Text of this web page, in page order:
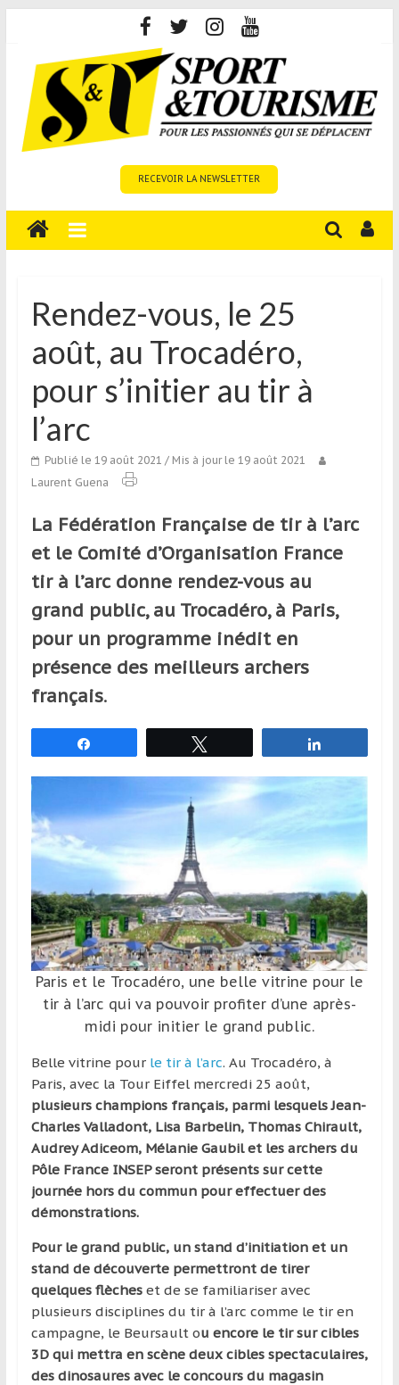
content
Tourisme
est
média
sur
tourisme
sportif
qui
s’adresse
aux
voyageurs
ou
pratiquants,
passionnés
ou
simples
spectateurs
de
sport,
se
déplacent
en
France
l’étranger
assouvir
leur
passion,
tout
profitant
culturelle
d’un
pays
d’une
région
RECEVOIR LA NEWSLETTER
Rendez-vous, le 25
août, au Trocadéro,
pour s’initier au tir à
l’arc
Publié le 19 août 2021 / Mis à jour le 19 août 2021
Laurent Guena
La Fédération Française de tir à l’arc
et le Comité d’Organisation France
tir à l’arc donne rendez-vous au
grand public, au Trocadéro, à Paris,
pour un programme inédit en
présence des meilleurs archers
français.
Paris et le Trocadéro, une belle vitrine pour le
tir à l’arc qui va pouvoir profiter d’une après-
midi pour initier le grand public.
Belle vitrine pour le tir à l’arc. Au Trocadéro, à
Paris, avec la Tour Eiffel mercredi 25 août,
plusieurs champions français, parmi lesquels Jean-
Charles Valladont, Lisa Barbelin, Thomas Chirault,
Audrey Adiceom, Mélanie Gaubil et les archers du
Pôle France INSEP seront présents sur cette
journée hors du commun pour effectuer des
démonstrations.
Pour le grand public, un stand d’initiation et un
stand de découverte permettront de tirer
quelques flèches et de se familiariser avec
plusieurs disciplines du tir à l’arc comme le tir en
campagne, le Beursault ou encore le tir sur cibles
3D qui mettra en scène deux cibles spectaculaires,
des dinosaures avec le concours du magasin